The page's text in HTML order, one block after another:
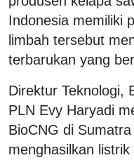
Indonesia memiliki
limbah tersebut
terbarukan yang
Direktur Teknologi,
PLN Evy Haryadi
BioCNG di
menghasilkan